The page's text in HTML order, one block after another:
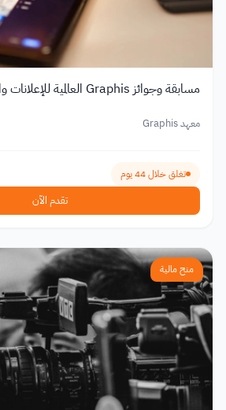
مسابقة وجوائز Graphis العالمية للإعلانات والتصميم الإبداعي
معهد Graphis
تغلق خلال 44 يوم
تقدم الآن
منح مالية